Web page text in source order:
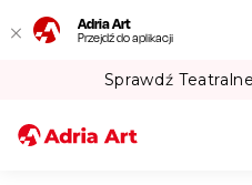
Adria Art
Przejdź do aplikacji
Sprawdź